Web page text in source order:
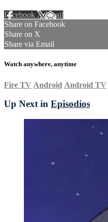
Facebook XEmail
Share on Facebook
Share on X
Share via Email
Watch anywhere, anytime
Fire TV Android Android TV
Up Next in Episodios